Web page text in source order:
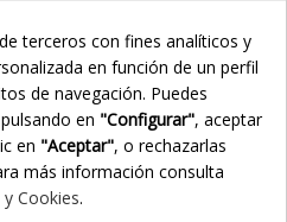
terceros con fines analíticos y
en función de un perfil
de navegación. Puedes
en "Configurar", aceptar
en "Aceptar", o rechazarlas
más información consulta
Cookies.